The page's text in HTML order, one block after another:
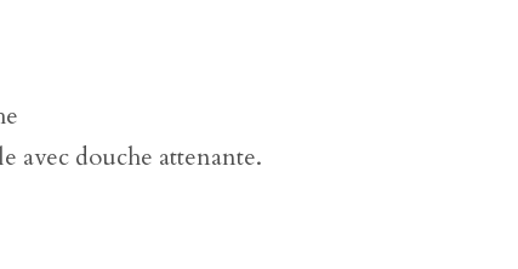
avec douche attenante.